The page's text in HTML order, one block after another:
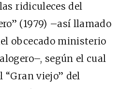
ridiculeces del
(1979) –así llamado
obcecado ministerio
según el cual
“Gran viejo” del